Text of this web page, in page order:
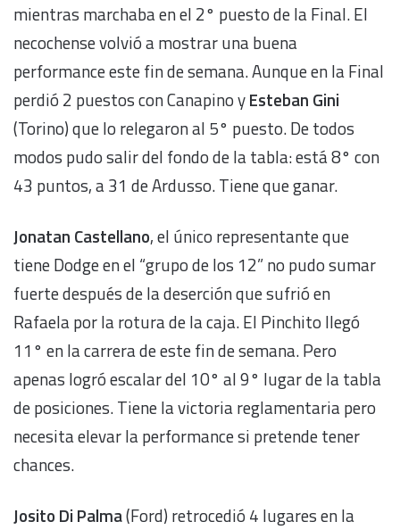
mientras marchaba en el 2° puesto de la Final. El
necochense volvió a mostrar una buena
performance este fin de semana. Aunque en la Final
perdió 2 puestos con Canapino yEsteban Gini
(Torino) que lo relegaron al 5° puesto. De todos
modos pudo salir del fondo de la tabla: está 8° con
43 puntos, a 31 de Ardusso. Tiene que ganar.
Jonatan Castellano, el único representante que
tiene Dodge en el “grupo de los 12” no pudo sumar
fuerte después de la deserción que sufrió en
Rafaela por la rotura de la caja. El Pinchito llegó
11° en la carrera de este fin de semana. Pero
apenas logró escalar del 10° al 9° lugar de la tabla
de posiciones. Tiene la victoria reglamentaria pero
necesita elevar la performance si pretende tener
chances.
Josito Di Palma(Ford) retrocedió 4 lugares en la